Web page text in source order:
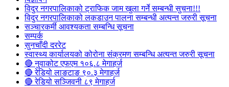
विदुर नगरपालिकाको ट्राफिक जाम खुला गर्ने सम्बन्धी सुचना!!!
विदुर नगरपालिकाको लकडाउन पालना सम्बन्धी अत्यन्त जरुरी सूचना
सञ्चारकर्मी आवश्यकता सम्बन्धि सूचना
सम्पर्क
सुनचाँदी दररेट
स्वास्थ्य कार्यालयको कोरोना संक्रमण सम्बन्धि अत्यन्त जरुरी सूचना
🔴 नुवाकोट एफएम १०६.८ मेगाहर्ज
🔴 रेडियो लाङटाङ ९०.३ मेगाहर्ज
🔴 रेडियो सञ्जिवनी ८९ मेगाहर्ज